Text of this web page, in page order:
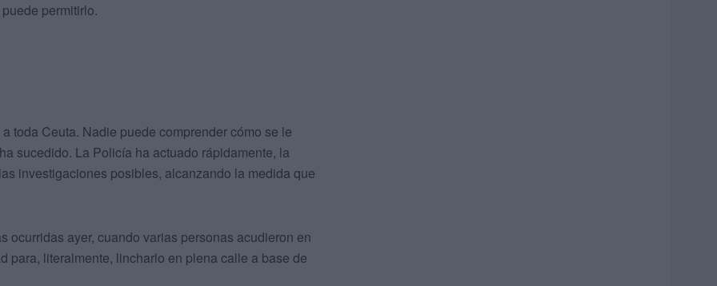
permitirlo.
toda Ceuta. Nadie puede comprender cómo se le
sucedido. La Policía ha actuado rápidamente, la
investigaciones posibles, alcanzando la medida que
ocurridas ayer, cuando varias personas acudieron en
para, literalmente, lincharlo en plena calle a base de